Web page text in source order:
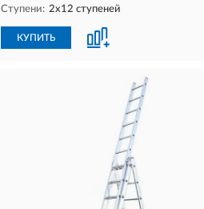
Ступени: 2х12 ступеней
КУПИТЬ